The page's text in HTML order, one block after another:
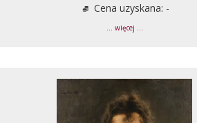
Cena uzyskana: -
... więcej ...